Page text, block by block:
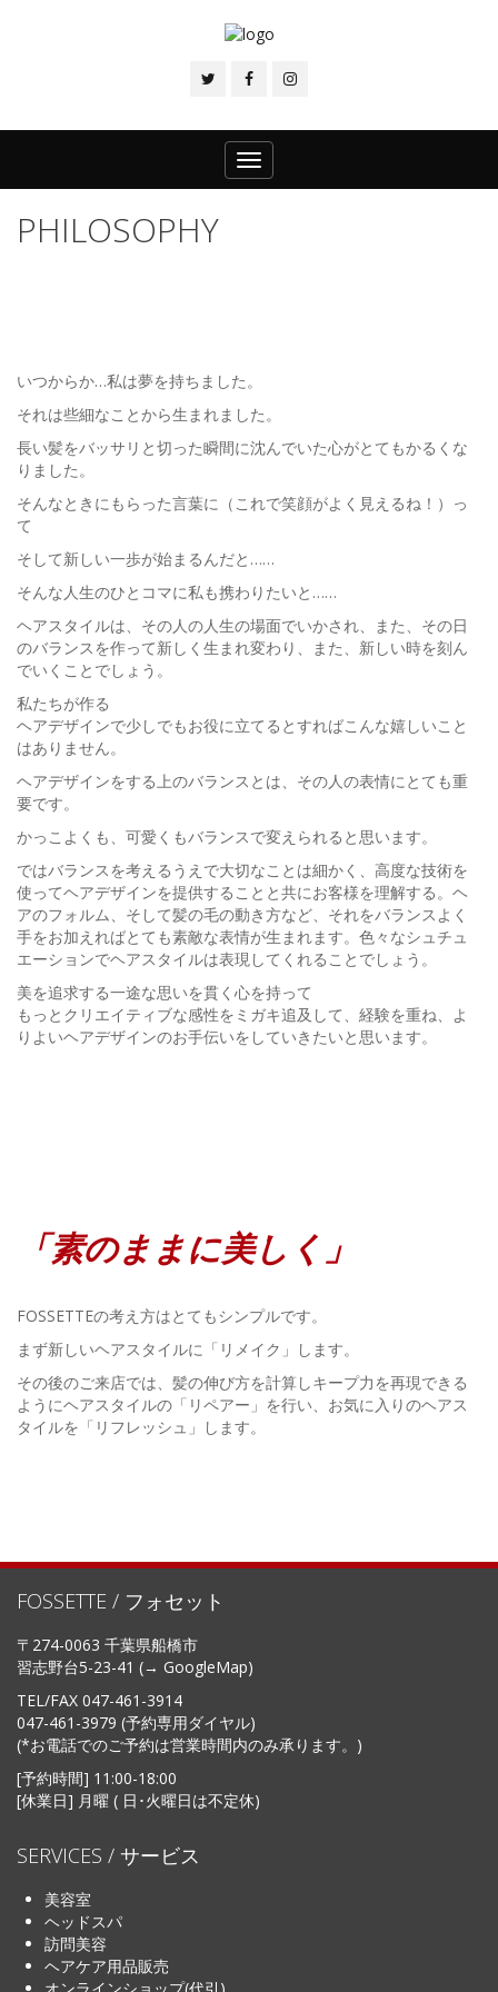
Toggle
navigation
PHILOSOPHY
いつからか…私は夢を持ちました。
それは些細なことから生まれました。
長い髪をバッサリと切った瞬間に沈んでいた心がとてもかるくな
りました。
そんなときにもらった言葉に（これで笑顔がよく見えるね！）っ
て
そして新しい一歩が始まるんだと……
そんな人生のひとコマに私も携わりたいと……
ヘアスタイルは、その人の人生の場面でいかされ、また、その日
のバランスを作って新しく生まれ変わり、また、新しい時を刻ん
でいくことでしょう。
私たちが作る
ヘアデザインで少しでもお役に立てるとすればこんな嬉しいこと
はありません。
ヘアデザインをする上のバランスとは、その人の表情にとても重
要です。
かっこよくも、可愛くもバランスで変えられると思います。
ではバランスを考えるうえで大切なことは細かく、高度な技術を
使ってヘアデザインを提供することと共にお客様を理解する。ヘ
アのフォルム、そして髪の毛の動き方など、それをバランスよく
手をお加えればとても素敵な表情が生まれます。色々なシュチュ
エーションでヘアスタイルは表現してくれることでしょう。
美を追求する一途な思いを貫く心を持って
もっとクリエイティブな感性をミガキ追及して、経験を重ね、よ
りよいヘアデザインのお手伝いをしていきたいと思います。
「素のままに美しく」
FOSSETTEの考え方はとてもシンプルです。
まず新しいヘアスタイルに「リメイク」します。
その後のご来店では、髪の伸び方を計算しキープ力を再現できる
ようにヘアスタイルの「リペアー」を行い、お気に入りのヘアス
タイルを「リフレッシュ」します。
FOSSETTE / フォセット
〒274-0063 千葉県船橋市
習志野台5-23-41 (→ GoogleMap)
TEL/FAX 047-461-3914
047-461-3979 (予約専用ダイヤル)
(*お電話でのご予約は営業時間内のみ承ります。)
[予約時間] 11:00-18:00
[休業日] 月曜 ( 日･火曜日は不定休)
SERVICES / サービス
美容室
ヘッドスパ
訪問美容
ヘアケア用品販売